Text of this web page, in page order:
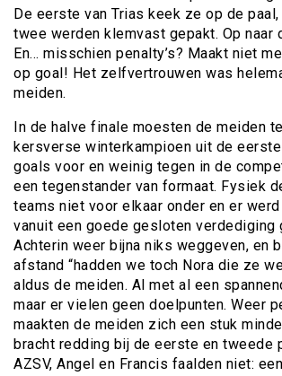
De eerste van Trias keek ze op de
twee werden klemvast gepakt. Op naar
En… misschien penalty’s? Maakt niet
op goal! Het zelfvertrouwen was
meiden.
In de halve finale moesten de meiden
kersverse winterkampioen uit de
goals voor en weinig tegen in de
een tegenstander van formaat. Fysiek
teams niet voor elkaar onder en er
vanuit een goede gesloten verdediging
Achterin weer bijna niks weggeven, en
afstand “hadden we toch Nora die ze
aldus de meiden. Al met al een
maar er vielen geen doelpunten. Weer
maakten de meiden zich een stuk
bracht redding bij de eerste en tweede
AZSV, Angel en Francis faalden niet: